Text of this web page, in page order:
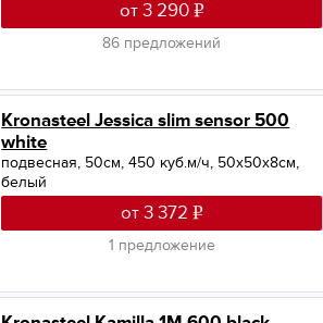
от 3 290
86 предложений
Kronasteel Jessica slim sensor 500
white
подвесная, 50см, 450 куб.м/ч, 50x50x8см,
белый
от 3 372
1 предложение